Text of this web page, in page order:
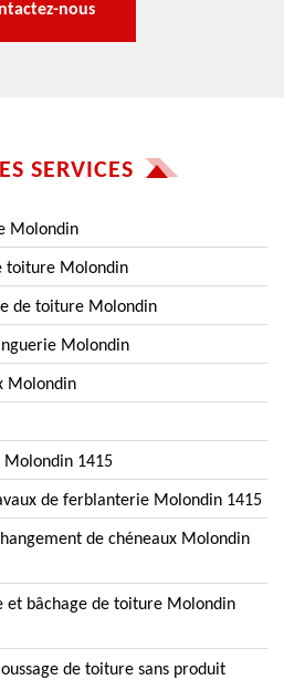
nous
SERVICES
Molondin
toiture Molondin
de toiture Molondin
Molondin
Molondin
1415
de ferblanterie Molondin 1415
de chéneaux Molondin
et bâchage de toiture Molondin
de toiture sans produit